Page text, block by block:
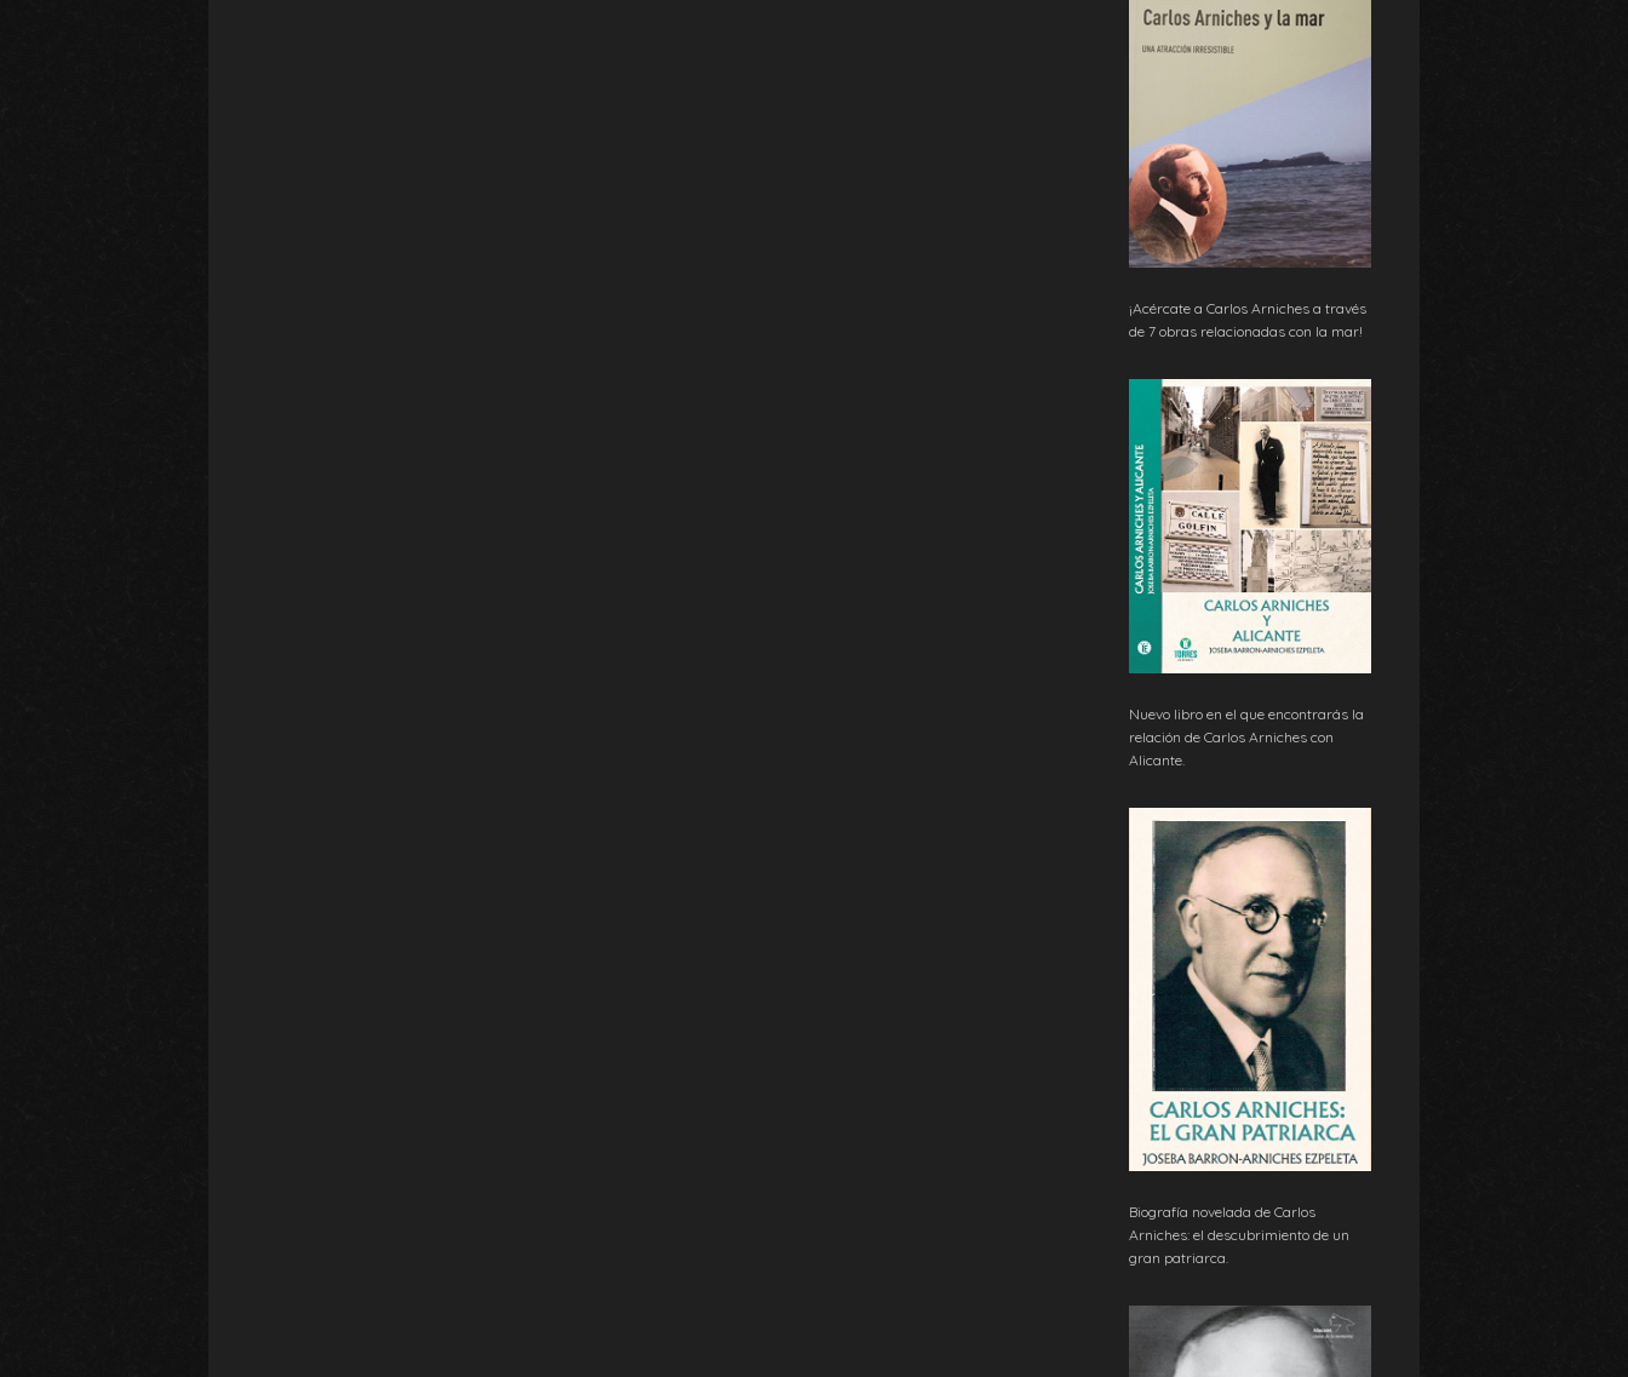
¡Acércate a Carlos Arniches a través
de 7 obras relacionadas con la mar!
Nuevo libro en el que encontrarás la
relación de Carlos Arniches con
Alicante.
Biografía novelada de Carlos
Arniches: el descubrimiento de un
gran patriarca.